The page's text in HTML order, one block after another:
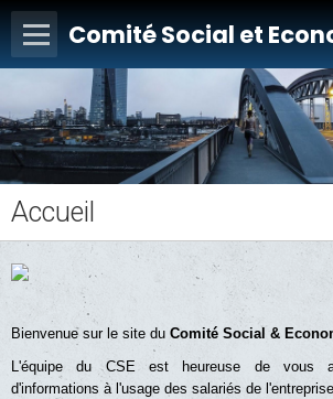
Accueil
Bienvenue sur le site du Comité Social &
L'équipe du CSE est heureuse de vous
d'informations à l'usage des salariés de